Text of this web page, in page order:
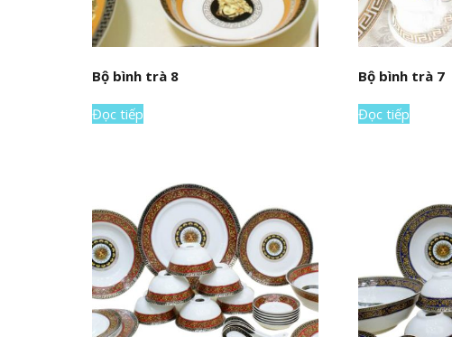
Bộ bình trà 8
Đọc tiếp
Bộ bình trà 7
Đọc tiếp